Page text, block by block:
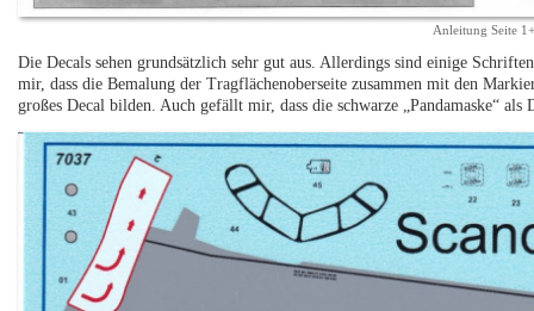
Anleitung Seite
Die Decals sehen grundsätzlich sehr gut aus. Allerdings sind einige
mir, dass die Bemalung der Tragflächenoberseite zusammen mit den
großes Decal bilden. Auch gefällt mir, dass die schwarze „Pandamaske“